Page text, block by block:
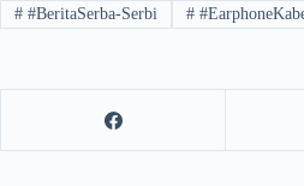
##BeritaSerba-Serbi #